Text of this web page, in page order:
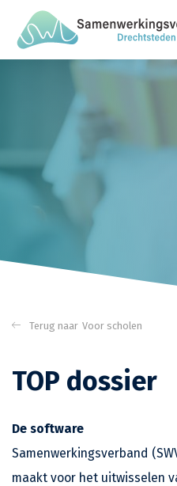
Voor scholen
TOP dossier
De software
Samenwerkingsverband
maakt voor het uitwisselen